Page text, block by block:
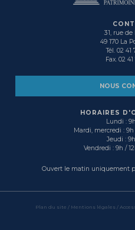
31, rue
49 170 La
Tél. 02 41
Fax. 02
NOUS
HORAIRES
Lundi :
Mardi, mercredi : 9h
Jeudi :
Vendredi : 9h /
Ouvert le matin uniquement
Plan du site / Mentions légales /